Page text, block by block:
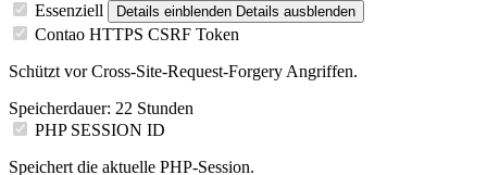
Essenziell Details einblenden Details ausblenden
Contao HTTPS CSRF Token
Schützt vor Cross-Site-Request-Forgery Angriffen.
Speicherdauer: 22 Stunden
PHP SESSION ID
Speichert die aktuelle PHP-Session.